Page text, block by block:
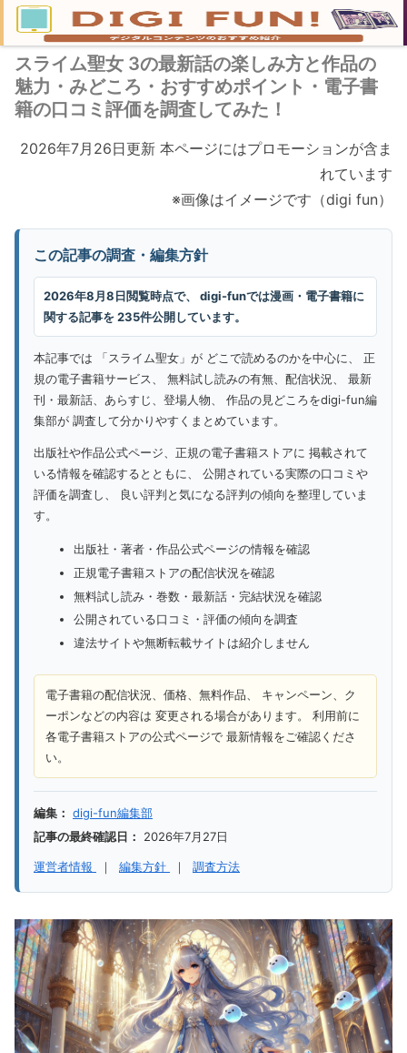
スライム聖女 3の最新話の楽しみ方と作品の
魅力・みどころ・おすすめポイント・電子書
籍の口コミ評価を調査してみた！
2026年7月26日更新 本ページにはプロモーションが含ま
れています
※画像はイメージです（digi fun）
この記事の調査・編集方針
2026年8月8日閲覧時点で、 digi-funでは漫画・電子書籍に
関する記事を 235件公開しています。
本記事では 「スライム聖女」が どこで読めるのかを中心に、 正
規の電子書籍サービス、 無料試し読みの有無、配信状況、 最新
刊・最新話、あらすじ、登場人物、 作品の見どころをdigi-fun編
集部が 調査して分かりやすくまとめています。
出版社や作品公式ページ、正規の電子書籍ストアに 掲載されて
いる情報を確認するとともに、 公開されている実際の口コミや
評価を調査し、 良い評判と気になる評判の傾向を整理していま
す。
出版社・著者・作品公式ページの情報を確認
正規電子書籍ストアの配信状況を確認
無料試し読み・巻数・最新話・完結状況を確認
公開されている口コミ・評価の傾向を調査
違法サイトや無断転載サイトは紹介しません
電子書籍の配信状況、価格、無料作品、 キャンペーン、ク
ーポンなどの内容は 変更される場合があります。 利用前に
各電子書籍ストアの公式ページで 最新情報をご確認くださ
い。
編集： digi-fun編集部
記事の最終確認日：
2026年7月27日
運営者情報 ｜ 編集方針 ｜ 調査方法